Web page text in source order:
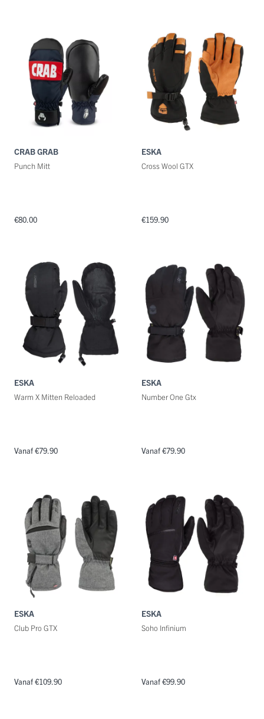
CRAB GRAB
Punch Mitt
€80.00
ESKA
Cross Wool GTX
€159.90
ESKA
Warm X Mitten Reloaded
Vanaf €79.90
ESKA
Number One Gtx
Vanaf €79.90
ESKA
Club Pro GTX
Vanaf €109.90
ESKA
Soho Infinium
Vanaf €99.90